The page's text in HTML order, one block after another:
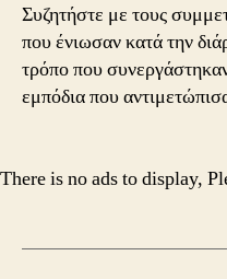
Συζητήστε με τους
που ένιωσαν κατά την
τρόπο που
εμπόδια που
There is no ads to display,